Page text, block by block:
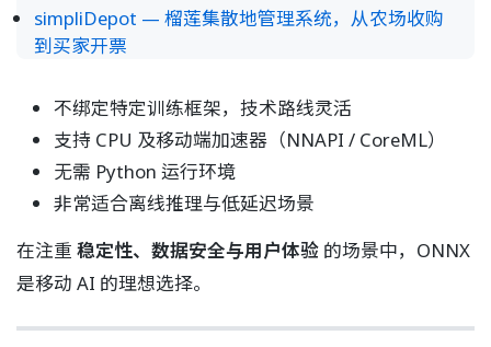
simpliDepot — 榴莲集散地管理系统，从农场收购
到买家开票
不绑定特定训练框架，技术路线灵活
支持 CPU 及移动端加速器（NNAPI / CoreML）
无需 Python 运行环境
非常适合离线推理与低延迟场景
在注重 稳定性、数据安全与用户体验 的场景中，ONNX
是移动 AI 的理想选择。